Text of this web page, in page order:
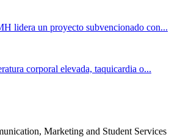
lidera un proyecto subvencionado con...
corporal elevada, taquicardia o...
Marketing and Student Services